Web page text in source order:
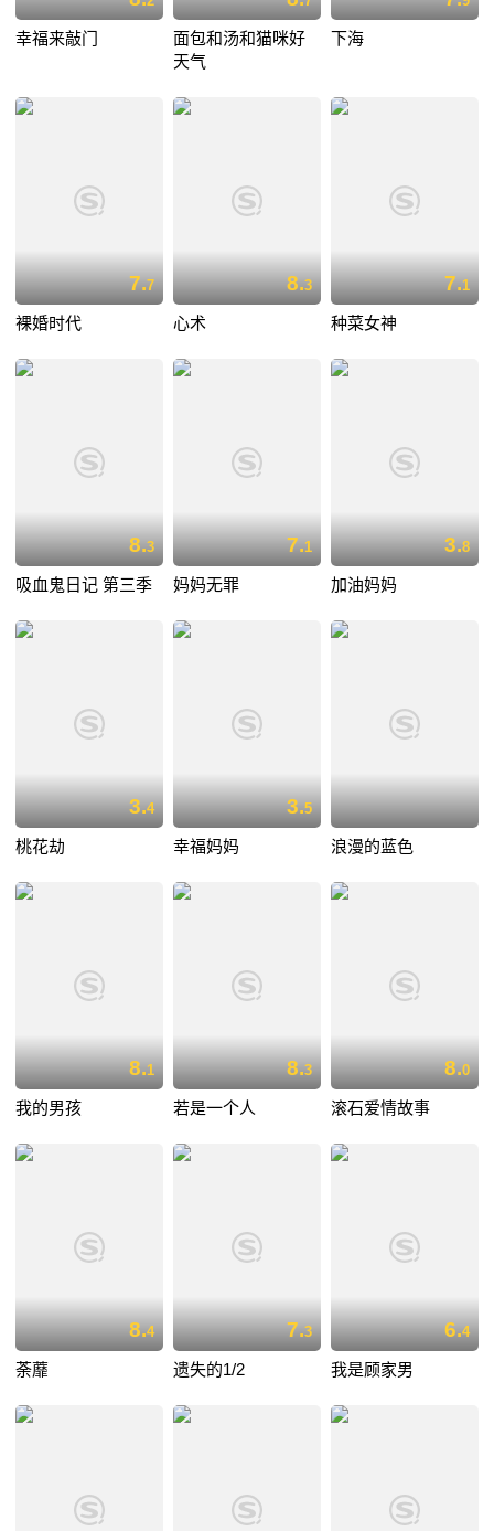
幸福来敲门
面包和汤和猫咪好
天气
下海
7.7
裸婚时代
8.3
心术
7.1
种菜女神
8.3
吸血鬼日记 第三季
7.1
妈妈无罪
3.8
加油妈妈
3.4
桃花劫
3.5
幸福妈妈 浪漫的蓝色
8.1
我的男孩
8.3
若是一个人
8.0
滚石爱情故事
8.4
荼蘼
7.3
遗失的1/2
6.4
我是顾家男